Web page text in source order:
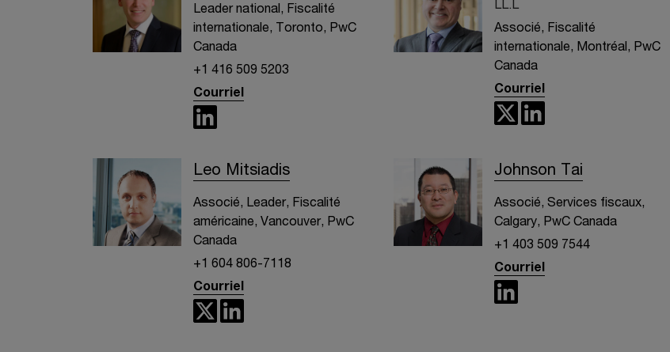
Leader national, Fiscalité
internationale, Toronto, PwC
Canada
+1 416 509 5203
Courriel
LL.L
Associé, Fiscalité
internationale, Montréal, PwC
Canada
Courriel
Leo Mitsiadis
Associé, Leader, Fiscalité
américaine, Vancouver, PwC
Canada
+1 604 806-7118
Courriel
Johnson Tai
Associé, Services fiscaux,
Calgary, PwC Canada
+1 403 509 7544
Courriel